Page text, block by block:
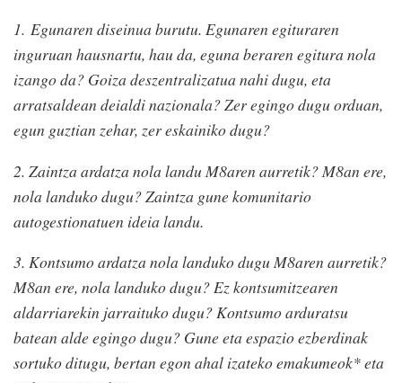
1. Egunaren diseinua burutu. Egunaren egituraren
inguruan hausnartu, hau da, eguna beraren egitura nola
izango da? Goiza deszentralizatua nahi dugu, eta
arratsaldean deialdi nazionala? Zer egingo dugu orduan,
egun guztian zehar, zer eskainiko dugu?
2. Zaintza ardatza nola landu M8aren aurretik? M8an ere,
nola landuko dugu? Zaintza gune komunitario
autogestionatuen ideia landu.
3. Kontsumo ardatza nola landuko dugu M8aren aurretik?
M8an ere, nola landuko dugu? Ez kontsumitzearen
aldarriarekin jarraituko dugu? Kontsumo arduratsu
batean alde egingo dugu? Gune eta espazio ezberdinak
sortuko ditugu, bertan egon ahal izateko emakumeok* eta